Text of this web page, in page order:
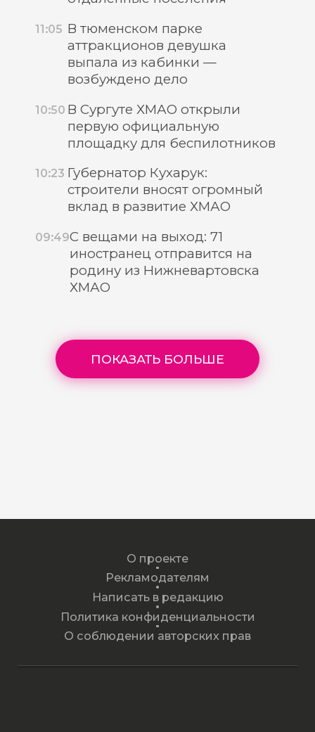
11:05 В тюменском парке
аттракционов девушка
выпала из кабинки —
возбуждено дело
10:50 В Сургуте ХМАО открыли
первую официальную
площадку для беспилотников
10:23 Губернатор Кухарук:
строители вносят огромный
вклад в развитие ХМАО
09:49С вещами на выход: 71
иностранец отправится на
родину из Нижневартовска
ХМАО
ПОКАЗАТЬ БОЛЬШЕ
О проекте
Рекламодателям
Написать в редакцию
Политика конфиденциальности
О соблюдении авторских прав